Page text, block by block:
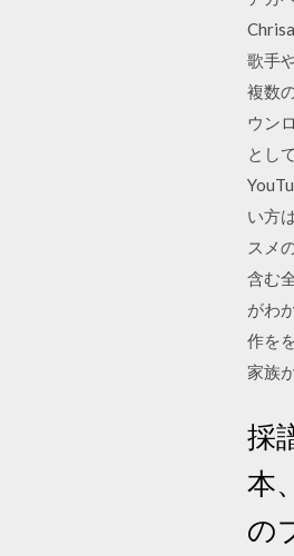
歌手
複数
ウン
とし
い方
スメ
含む
がわ
作を
家族
採
本
の